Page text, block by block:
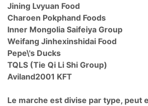
Jining Lvyuan Food
Charoen Pokphand Foods
Inner Mongolia Saifeiya Group
Weifang Jinhexinshidai Food
Pepe\'s Ducks
TQLS (Tie Qi Li Shi Group)
Aviland2001 KFT
Le marche est divise par type, peut